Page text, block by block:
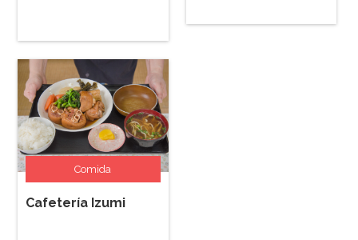
Comida
Cafetería Izumi